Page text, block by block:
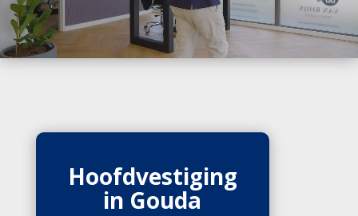
Hoofdvestiging
in Gouda